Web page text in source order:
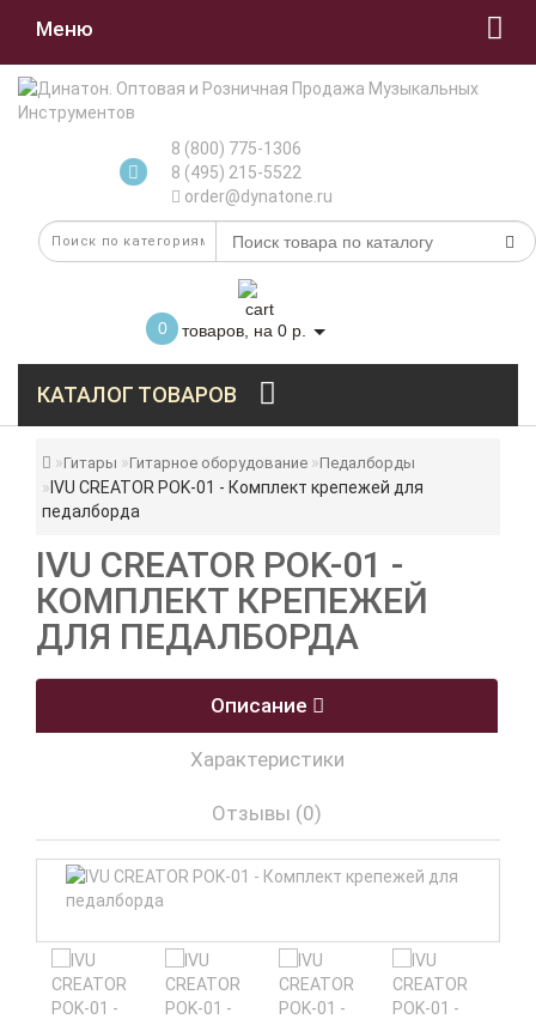
Меню
8 (800) 775-1306
8 (495) 215-5522
order@dynatone.ru
0 товаров, на 0 р.
КАТАЛОГ ТОВАРОВ
Гитары Гитарное оборудование Педалборды
IVU CREATOR POK-01 - Комплект крепежей для
педалборда
IVU CREATOR POK-01 -
КОМПЛЕКТ КРЕПЕЖЕЙ
ДЛЯ ПЕДАЛБОРДА
Описание
Характеристики
Отзывы (0)